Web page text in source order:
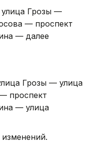
Грозы —
— проспект
— далее
Грозы — улица
проспект
— улица